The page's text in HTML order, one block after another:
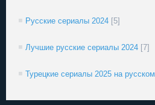
Русские сериалы 2024 [5]
Лучшие русские сериалы 2024 [7]
Турецкие сериалы 2025 на русском